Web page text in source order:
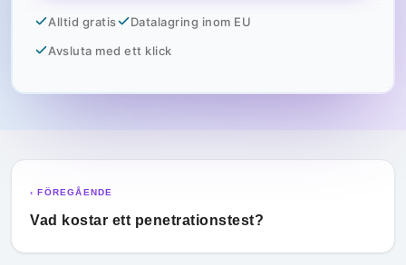
Alltid gratis
Datalagring inom EU
Avsluta med ett klick
‹ FÖREGÅENDE
Vad kostar ett penetrationstest?